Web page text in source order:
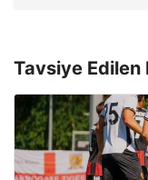
Tavsiye Edilen